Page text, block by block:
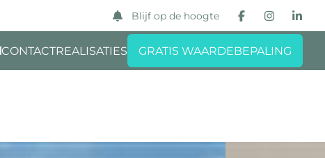
Blijf op de hoogte
CONTACTREALISATIES GRATIS WAARDEBEPALING